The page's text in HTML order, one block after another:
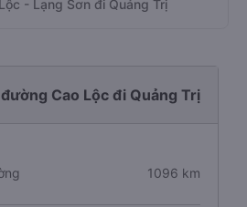
- Lạng Sơn đi Quảng Trị
Cao Lộc đi Quảng Trị
1096 km